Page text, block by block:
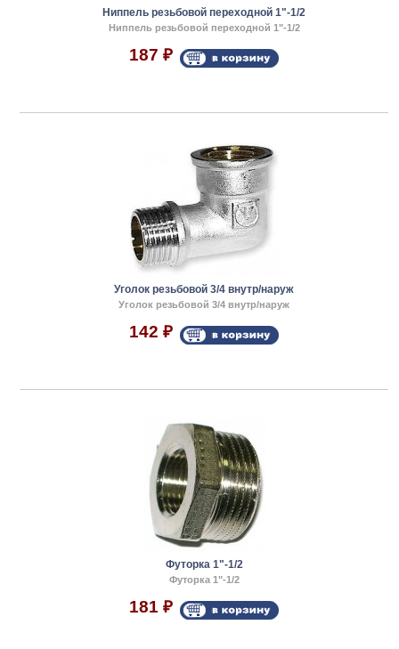
Ниппель резьбовой переходной 1"-1/2
Ниппель резьбовой переходной 1"-1/2
187 ₽
Уголок резьбовой 3/4 внутр/наруж
Уголок резьбовой 3/4 внутр/наруж
142 ₽
Футорка 1"-1/2
Футорка 1"-1/2
181 ₽